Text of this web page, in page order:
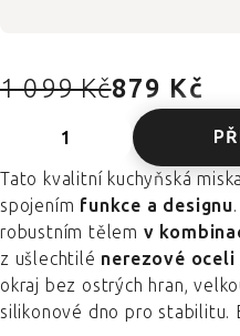
1 099 Kč879 Kč
Tato kvalitní kuchyňská
spojením funkce a designu
robustním tělem v
z ušlechtilé nerezové oceli
okraj bez ostrých hran,
silikonové dno pro stabilitu.